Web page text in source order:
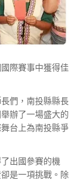
際賽事中獲得佳
們，南投縣縣長
辦了一場盛大的
台上為南投縣爭
出國參賽的機
是一項挑戰。除